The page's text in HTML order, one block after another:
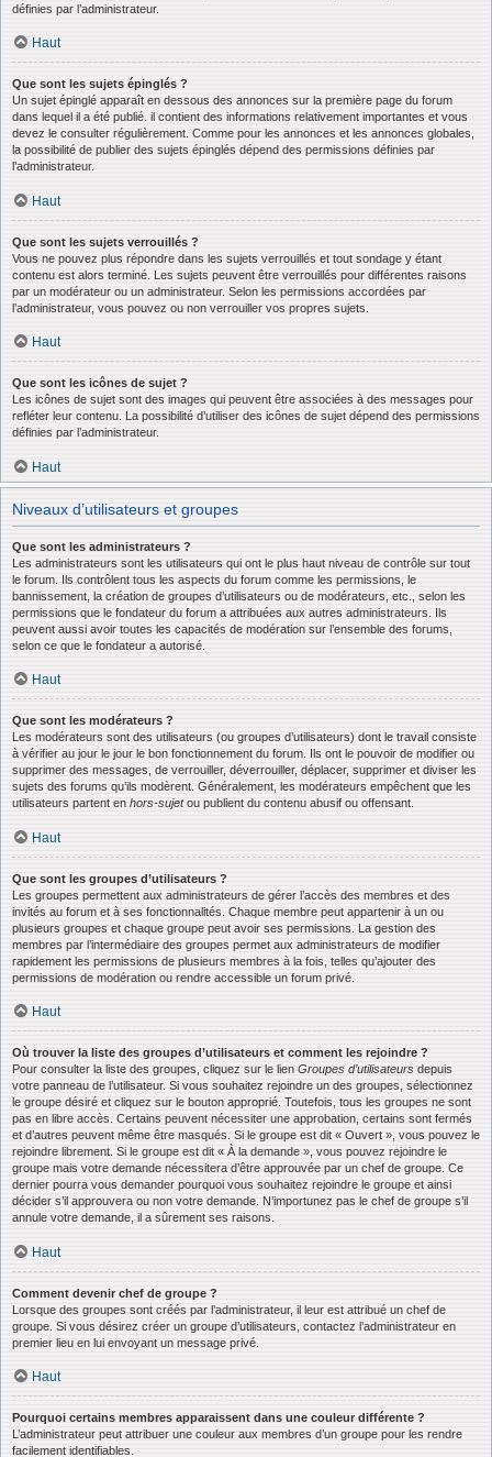
définies par l’administrateur.
Haut
Que sont les sujets épinglés ?
Un sujet épinglé apparaît en dessous des annonces sur la première page du forum
dans lequel il a été publié. il contient des informations relativement importantes et vous
devez le consulter régulièrement. Comme pour les annonces et les annonces globales,
la possibilité de publier des sujets épinglés dépend des permissions définies par
l’administrateur.
Haut
Que sont les sujets verrouillés ?
Vous ne pouvez plus répondre dans les sujets verrouillés et tout sondage y étant
contenu est alors terminé. Les sujets peuvent être verrouillés pour différentes raisons
par un modérateur ou un administrateur. Selon les permissions accordées par
l’administrateur, vous pouvez ou non verrouiller vos propres sujets.
Haut
Que sont les icônes de sujet ?
Les icônes de sujet sont des images qui peuvent être associées à des messages pour
refléter leur contenu. La possibilité d’utiliser des icônes de sujet dépend des permissions
définies par l’administrateur.
Haut
Niveaux d’utilisateurs et groupes
Que sont les administrateurs ?
Les administrateurs sont les utilisateurs qui ont le plus haut niveau de contrôle sur tout
le forum. Ils contrôlent tous les aspects du forum comme les permissions, le
bannissement, la création de groupes d’utilisateurs ou de modérateurs, etc., selon les
permissions que le fondateur du forum a attribuées aux autres administrateurs. Ils
peuvent aussi avoir toutes les capacités de modération sur l’ensemble des forums,
selon ce que le fondateur a autorisé.
Haut
Que sont les modérateurs ?
Les modérateurs sont des utilisateurs (ou groupes d’utilisateurs) dont le travail consiste
à vérifier au jour le jour le bon fonctionnement du forum. Ils ont le pouvoir de modifier ou
supprimer des messages, de verrouiller, déverrouiller, déplacer, supprimer et diviser les
sujets des forums qu’ils modèrent. Généralement, les modérateurs empêchent que les
utilisateurs partent en hors-sujetou publient du contenu abusif ou offensant.
Haut
Que sont les groupes d’utilisateurs ?
Les groupes permettent aux administrateurs de gérer l’accès des membres et des
invités au forum et à ses fonctionnalités. Chaque membre peut appartenir à un ou
plusieurs groupes et chaque groupe peut avoir ses permissions. La gestion des
membres par l’intermédiaire des groupes permet aux administrateurs de modifier
rapidement les permissions de plusieurs membres à la fois, telles qu’ajouter des
permissions de modération ou rendre accessible un forum privé.
Haut
Où trouver la liste des groupes d’utilisateurs et comment les rejoindre ?
Pour consulter la liste des groupes, cliquez sur le lien Groupes d’utilisateurs depuis
votre panneau de l’utilisateur. Si vous souhaitez rejoindre un des groupes, sélectionnez
le groupe désiré et cliquez sur le bouton approprié. Toutefois, tous les groupes ne sont
pas en libre accès. Certains peuvent nécessiter une approbation, certains sont fermés
et d’autres peuvent même être masqués. Si le groupe est dit « Ouvert », vous pouvez le
rejoindre librement. Si le groupe est dit « À la demande », vous pouvez rejoindre le
groupe mais votre demande nécessitera d’être approuvée par un chef de groupe. Ce
dernier pourra vous demander pourquoi vous souhaitez rejoindre le groupe et ainsi
décider s’il approuvera ou non votre demande. N’importunez pas le chef de groupe s’il
annule votre demande, il a sûrement ses raisons.
Haut
Comment devenir chef de groupe ?
Lorsque des groupes sont créés par l’administrateur, il leur est attribué un chef de
groupe. Si vous désirez créer un groupe d’utilisateurs, contactez l’administrateur en
premier lieu en lui envoyant un message privé.
Haut
Pourquoi certains membres apparaissent dans une couleur différente ?
L’administrateur peut attribuer une couleur aux membres d’un groupe pour les rendre
facilement identifiables.